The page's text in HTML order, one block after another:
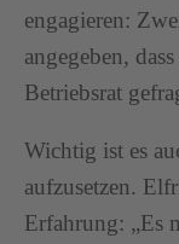
engagieren:
angegeben,
Betriebsrat
Wichtig ist es
aufzusetzen.
Erfahrung: „Es